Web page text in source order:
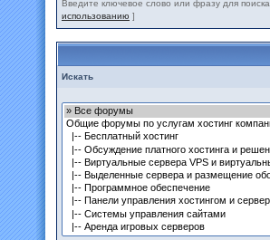
Введите ключевое слово или фразу для поиска.
использованию ]
Искать